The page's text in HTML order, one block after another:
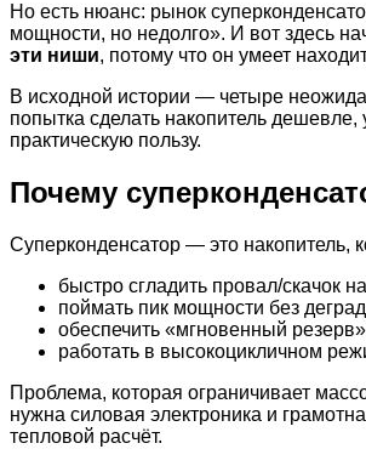
Но есть нюанс: рынок
мощности, но недолго». И вот здесь
эти ниши, потому что он умеет
В исходной истории — четыре
попытка сделать накопитель
практическую пользу.
Почему
Суперконденсатор — это накопитель,
быстро сгладить провал/скачок
поймать пик мощности без
обеспечить «мгновенный
работать в высокоцикличном
Проблема, которая ограничивает
нужна силовая электроника и
тепловой расчёт.